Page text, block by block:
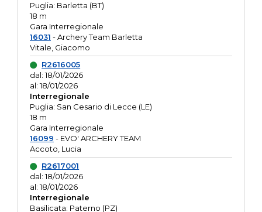
Puglia: Barletta (BT)
18 m
Gara Interregionale
16031 - Archery Team Barletta
Vitale, Giacomo
R2616005
dal: 18/01/2026
al: 18/01/2026
Interregionale
Puglia: San Cesario di Lecce (LE)
18 m
Gara Interregionale
16099 - EVO' ARCHERY TEAM
Accoto, Lucia
R2617001
dal: 18/01/2026
al: 18/01/2026
Interregionale
Basilicata: Paterno (PZ)